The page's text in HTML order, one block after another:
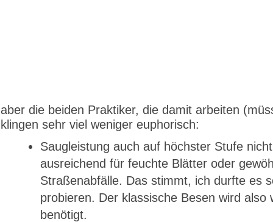
aber die beiden Praktiker, die damit arbeiten
klingen sehr viel weniger euphorisch:
Saugleistung auch auf höchster Stufe nicht
ausreichend für feuchte Blätter oder
Straßenabfälle. Das stimmt, ich durfte es
probieren. Der klassische Besen wird also
benötigt.